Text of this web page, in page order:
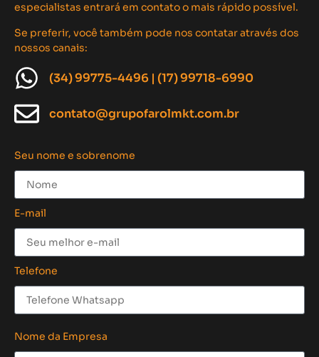
especialistas entrará em contato o mais rápido possível.
Se preferir, você também pode nos contatar através dos
nossos canais:
(34) 99775-4496 | (17) 99718-6990
contato@grupofarolmkt.com.br
Seu nome e sobrenome
E-mail
Telefone
Nome da Empresa